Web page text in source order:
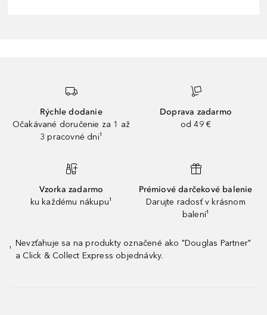
Rýchle dodanie
Očakávané doručenie za 1 až
3 pracovné dni¹
Doprava zadarmo
od 49 €
Vzorka zadarmo
ku každému nákupu¹
Prémiové darčekové balenie
Darujte radosť v krásnom
balení¹
¹
Nevzťahuje sa na produkty označené ako "Douglas Partner"
a Click & Collect Express objednávky.